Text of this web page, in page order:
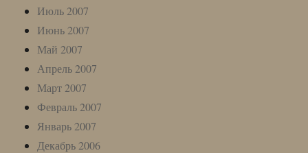
Июль 2007
Июнь 2007
Май 2007
Апрель 2007
Март 2007
Февраль 2007
Январь 2007
Декабрь 2006